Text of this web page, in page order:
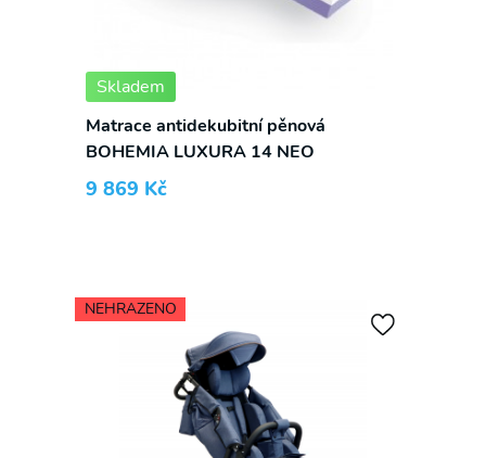
Skladem
Matrace antidekubitní pěnová
BOHEMIA LUXURA 14 NEO
9 869 Kč
NEHRAZENOnepropásnete!
Přihlaste se k odběru novinek a mějte přehled o
našich akčních nabídkách.